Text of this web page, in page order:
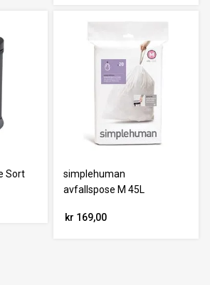
Sort
simplehuman
avfallspose M 45L
kr 169,00